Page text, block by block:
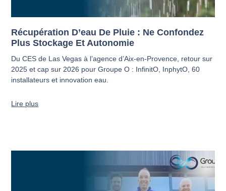
Récupération D’eau De Pluie : Ne Confondez
Plus Stockage Et Autonomie
Du CES de Las Vegas à l’agence d’Aix-en-Provence, retour sur
2025 et cap sur 2026 pour Groupe O : InfinitO, InphytO, 60
installateurs et innovation eau.
Lire plus